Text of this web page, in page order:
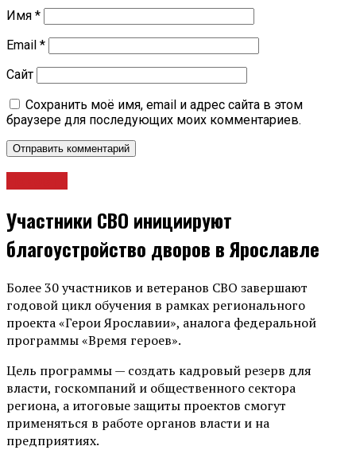
Имя *
Email *
Сайт
Сохранить моё имя, email и адрес сайта в этом
браузере для последующих моих комментариев.
Участники СВО инициируют
благоустройство дворов в Ярославле
Более 30 участников и ветеранов СВО завершают
годовой цикл обучения в рамках регионального
проекта «Герои Ярославии», аналога федеральной
программы «Время героев».
Цель программы — создать кадровый резерв для
власти, госкомпаний и общественного сектора
региона, а итоговые защиты проектов смогут
применяться в работе органов власти и на
предприятиях.